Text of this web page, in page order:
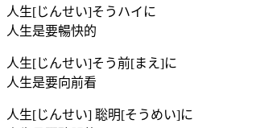
人生[じんせい]そうハイに
人生是要暢快的
人生[じんせい]そう前[まえ]に
人生是要向前看
人生[じんせい] 聡明[そうめい]に